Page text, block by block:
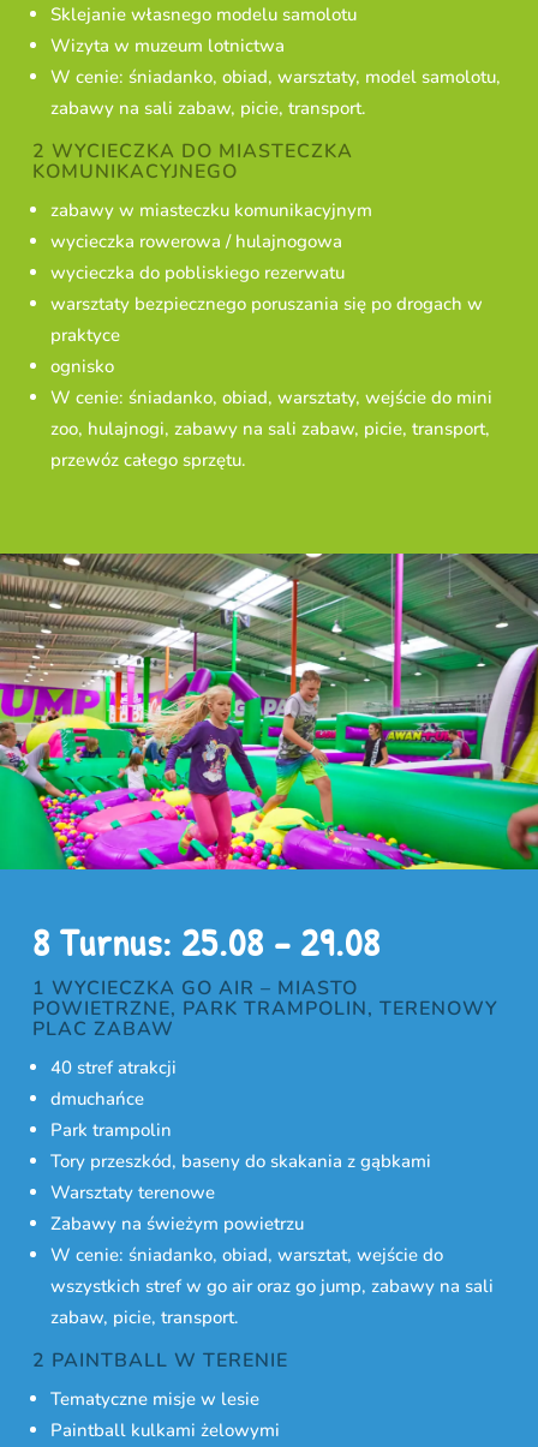
Sklejanie własnego modelu samolotu
Wizyta w muzeum lotnictwa
W cenie: śniadanko, obiad, warsztaty, model samolotu,
zabawy na sali zabaw, picie, transport.
2 WYCIECZKA DO MIASTECZKA
KOMUNIKACYJNEGO
zabawy w miasteczku komunikacyjnym
wycieczka rowerowa / hulajnogowa
wycieczka do pobliskiego rezerwatu
warsztaty bezpiecznego poruszania się po drogach w
praktyce
ognisko
W cenie: śniadanko, obiad, warsztaty, wejście do mini
zoo, hulajnogi, zabawy na sali zabaw, picie, transport,
przewóz całego sprzętu.
8 Turnus: 25.08 – 29.08
1 WYCIECZKA GO AIR – MIASTO
POWIETRZNE, PARK TRAMPOLIN, TERENOWY
PLAC ZABAW
40 stref atrakcji
dmuchańce
Park trampolin
Tory przeszkód, baseny do skakania z gąbkami
Warsztaty terenowe
Zabawy na świeżym powietrzu
W cenie: śniadanko, obiad, warsztat, wejście do
wszystkich stref w go air oraz go jump, zabawy na sali
zabaw, picie, transport.
2 PAINTBALL W TERENIE
Tematyczne misje w lesie
Paintball kulkami żelowymi